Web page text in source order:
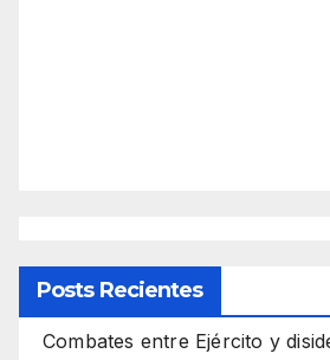
Posts Recientes
Combates entre Ejército y